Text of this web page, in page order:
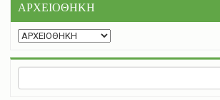
ΑΡΧΕΙΟΘΗΚΗ